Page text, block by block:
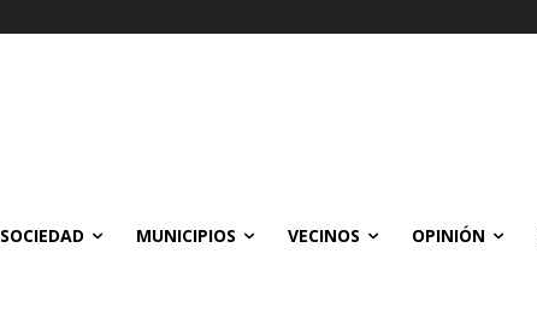
SOCIEDAD MUNICIPIOS VECINOS OPINIÓN